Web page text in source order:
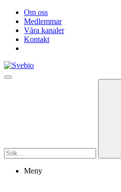
Om oss
Medlemmar
Våra kanaler
Kontakt
Meny